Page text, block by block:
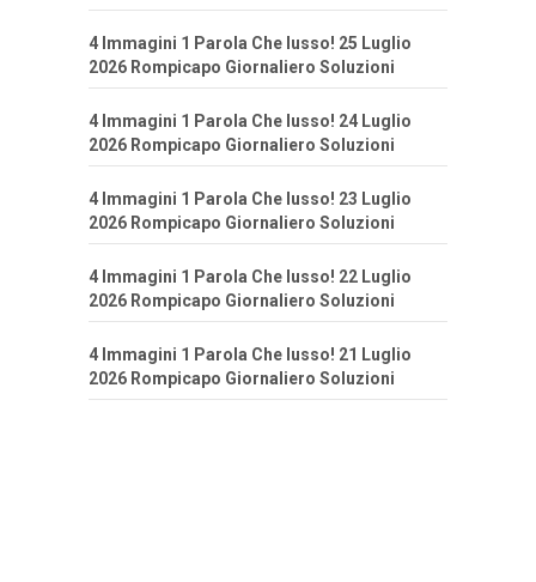
4 Immagini 1 Parola Che lusso! 25 Luglio
2026 Rompicapo Giornaliero Soluzioni
4 Immagini 1 Parola Che lusso! 24 Luglio
2026 Rompicapo Giornaliero Soluzioni
4 Immagini 1 Parola Che lusso! 23 Luglio
2026 Rompicapo Giornaliero Soluzioni
4 Immagini 1 Parola Che lusso! 22 Luglio
2026 Rompicapo Giornaliero Soluzioni
4 Immagini 1 Parola Che lusso! 21 Luglio
2026 Rompicapo Giornaliero Soluzioni